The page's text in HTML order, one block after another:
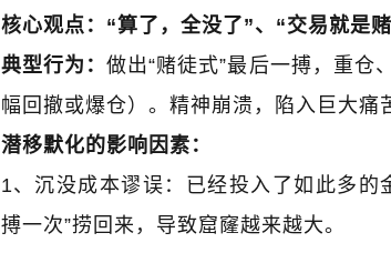
核心观点： “算了，全没了 ”、 “交易就是
典型行为： 做出“赌徒式”最后一搏，重仓
幅回撤或爆仓）。精神崩溃，陷入巨大痛
潜移默化的影响因素：
1、沉没成本谬误：已经投入了如此多
搏一次”捞回来，导致窟窿越来越大。